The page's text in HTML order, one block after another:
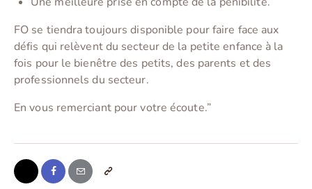
FO se tiendra toujours disponible pour faire face aux
défis qui relèvent du secteur de la petite enfance à la
fois pour le bienêtre des petits, des parents et des
professionnels du secteur.
En vous remerciant pour votre écoute.”